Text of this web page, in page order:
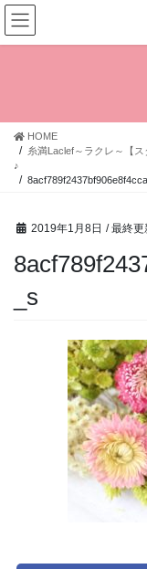
コ
ン
テ
ス
ナ
ビ
ゲ
ン
HOME
糸満Laclef～ラクレ～【
♪
2019年1月8日 / 最終更
_s